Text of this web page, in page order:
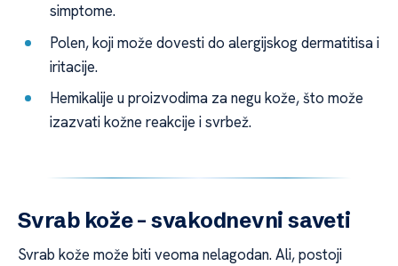
simptome.
Polen, koji može dovesti do alergijskog dermatitisa i
iritacije.
Hemikalije u proizvodima za negu kože, što može
izazvati kožne reakcije i svrbež.
Svrab kože – svakodnevni saveti
Svrab kože može biti veoma nelagodan. Ali, postoji